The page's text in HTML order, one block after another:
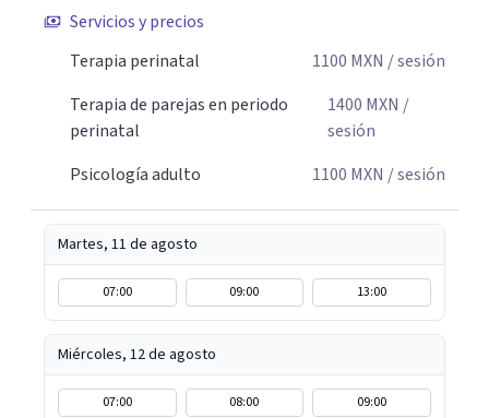
Servicios y precios
Terapia perinatal
1100 MXN / sesión
Terapia de parejas en periodo
perinatal
1400 MXN /
sesión
Psicología adulto
1100 MXN / sesión
Martes, 11 de agosto
07:00 09:00 13:00
Miércoles, 12 de agosto
07:00 08:00
09:00